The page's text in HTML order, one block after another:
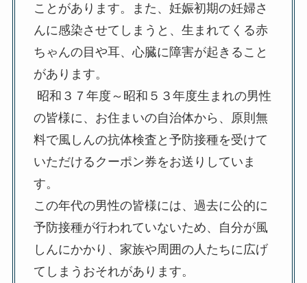
ことがあります。また、妊娠初期の妊婦さ
んに感染させてしまうと、生まれてくる赤
ちゃんの目や耳、心臓に障害が起きること
があります。
昭和３７年度～昭和５３年度生まれの男性
の皆様に、お住まいの自治体から、原則無
料で風しんの抗体検査と予防接種を受けて
いただけるクーポン券をお送りしていま
す。
この年代の男性の皆様には、過去に公的に
予防接種が行われていないため、自分が風
しんにかかり、家族や周囲の人たちに広げ
てしまうおそれがあります。